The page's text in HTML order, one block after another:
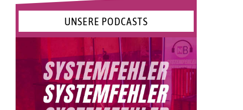
UNSERE PODCASTS